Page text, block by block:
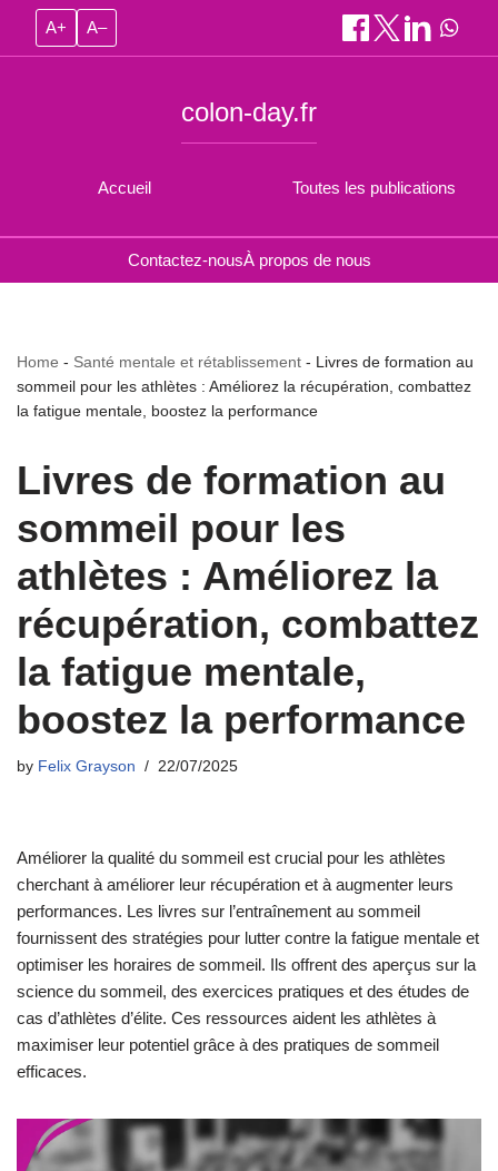
A+ A–
Accueil
colon-day.fr
Toutes les publications
Contactez-nousÀ propos de nous
Home - Santé mentale et rétablissement - Livres de formation au
sommeil pour les athlètes : Améliorez la récupération, combattez
la fatigue mentale, boostez la performance
Livres de formation au
sommeil pour les
athlètes : Améliorez la
récupération, combattez
la fatigue mentale,
boostez la performance
by Felix Grayson 22/07/2025
Améliorer la qualité du sommeil est crucial pour les athlètes
cherchant à améliorer leur récupération et à augmenter leurs
performances. Les livres sur l’entraînement au sommeil
fournissent des stratégies pour lutter contre la fatigue mentale et
optimiser les horaires de sommeil. Ils offrent des aperçus sur la
science du sommeil, des exercices pratiques et des études de
cas d’athlètes d’élite. Ces ressources aident les athlètes à
maximiser leur potentiel grâce à des pratiques de sommeil
efficaces.